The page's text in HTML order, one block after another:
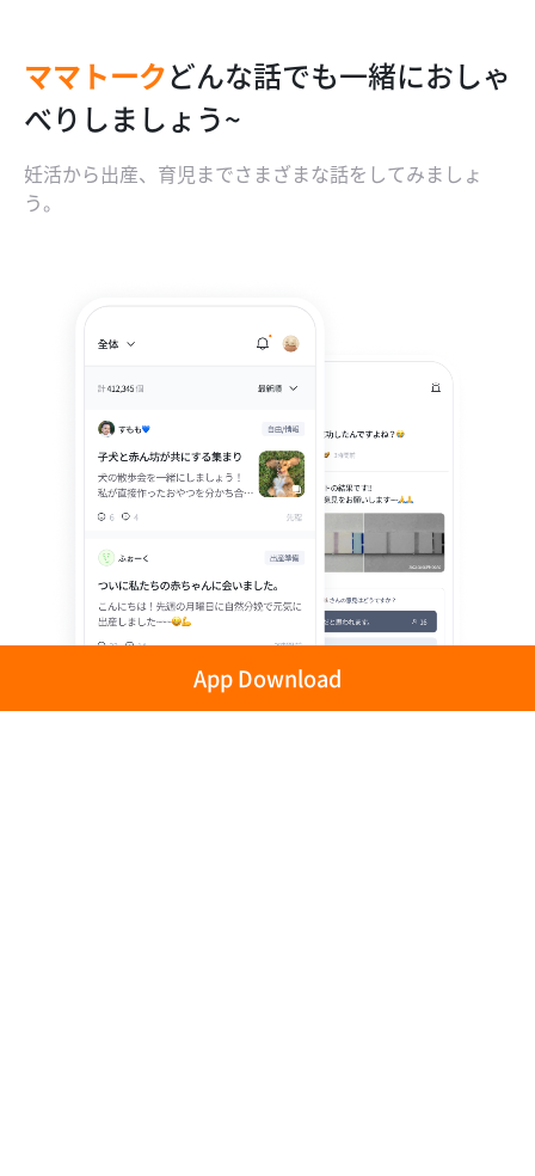
App Download
ママトークどんな話でも一緒におしゃ
べりしましょう~
妊活から出産、育児までさまざまな話をしてみましょ
う。